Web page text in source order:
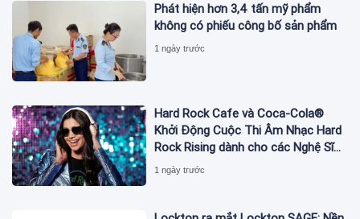
Phát hiện hơn 3,4 tấn mỹ phẩm
không có phiếu công bố sản phẩm
1 ngày trước
Hard Rock Cafe và Coca-Cola®
Khởi Động Cuộc Thi Âm Nhạc Hard
Rock Rising dành cho các Nghệ Sĩ
Trẻ Triển Vọng
1 ngày trước